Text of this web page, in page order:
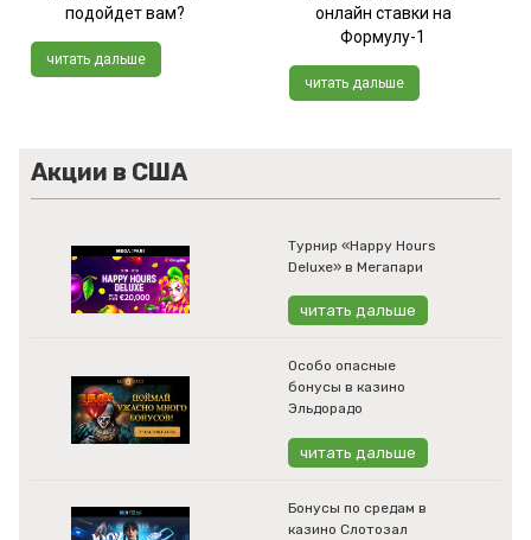
подойдет вам?
читать дальше
онлайн ставки на
Формулу-1
читать дальше
Акции в США
Турнир «Happy Hours
Deluxe» в Мегапари
читать дальше
Особо опасные
бонусы в казино
Эльдорадо
читать дальше
Бонусы по средам в
казино Слотозал